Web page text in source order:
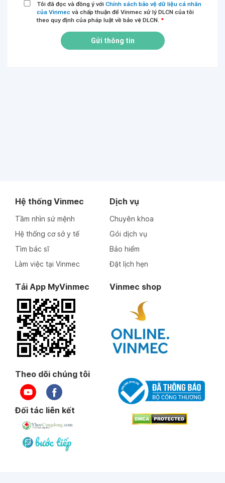
Tôi đã đọc và đồng ý với Chính sách bảo vệ dữ liệu cá nhân
của Vinmec và chấp thuận để Vinmec xử lý DLCN của tôi
theo quy định của pháp luật về bảo vệ DLCN. *
Gửi thông tin
Hệ thống Vinmec
Tầm nhìn sứ mệnh
Hệ thống cơ sở y tế
Tìm bác sĩ
Làm việc tại Vinmec
Dịch vụ
Chuyên khoa
Gói dịch vụ
Bảo hiểm
Đặt lịch hẹn
Tải App MyVinmec Vinmec shop
Theo dõi chúng tôi
Đối tác liên kết